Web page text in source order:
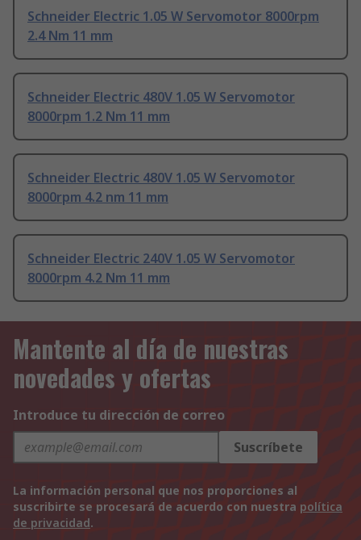
Schneider Electric 1.05 W Servomotor 8000rpm
2.4 Nm 11 mm
Schneider Electric 480V 1.05 W Servomotor
8000rpm 1.2 Nm 11 mm
Schneider Electric 480V 1.05 W Servomotor
8000rpm 4.2 nm 11 mm
Schneider Electric 240V 1.05 W Servomotor
8000rpm 4.2 Nm 11 mm
Mantente al día de nuestras
novedades y ofertas
Introduce tu dirección de correo
Suscríbete
La información personal que nos proporciones al
suscribirte se procesará de acuerdo con nuestra política
de privacidad.